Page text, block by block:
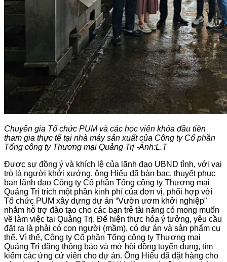
Chuyên gia Tổ chức PUM và các học viên khóa đầu tiên
tham gia thực tế tại nhà máy sản xuất của Công ty Cổ phần
Tổng công ty Thương mại Quảng Trị -Ảnh:L.T
Được sự đồng ý và khích lệ của lãnh đạo UBND tỉnh, với vai
trò là người khởi xướng, ông Hiếu đã bàn bạc, thuyết phục
ban lãnh đạo Công ty Cổ phần Tổng công ty Thương mại
Quảng Trị trích một phần kinh phí của đơn vị, phối hợp với
Tổ chức PUM xây dựng dự án “Vườn ươm khởi nghiệp”
nhằm hỗ trợ đào tạo cho các bạn trẻ tài năng có mong muốn
về làm việc tại Quảng Trị. Để hiện thực hóa ý tưởng, yêu cầu
đặt ra là phải có con người (mầm), có dự án và sản phẩm cụ
thể. Vì thế, Công ty Cổ phần Tổng công ty Thương mại
Quảng Trị đăng thông báo và mở hội đồng tuyển dụng, tìm
kiếm các ứng cử viên cho dự án. Ông Hiếu đã đặt hàng cho